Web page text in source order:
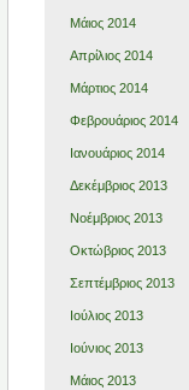
Μάιος 2014
Απρίλιος 2014
Μάρτιος 2014
Φεβρουάριος 2014
Ιανουάριος 2014
Δεκέμβριος 2013
Νοέμβριος 2013
Οκτώβριος 2013
Σεπτέμβριος 2013
Ιούλιος 2013
Ιούνιος 2013
Μάιος 2013